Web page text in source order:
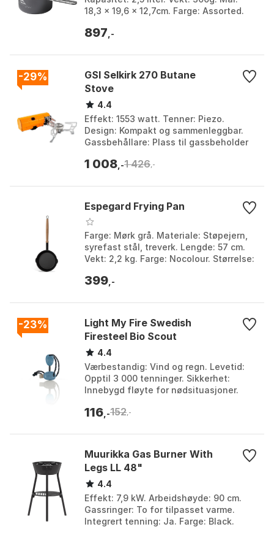
18,3 x 19,6 x 12,7cm. Farge: Assorted.
897 ,-
-29%
GSI Selkirk 270 Butane
Stove
4.4
Effekt: 1553 watt. Tenner: Piezo.
Design: Kompakt og sammenleggbar.
Gassbehållare: Plass til gassbeholder
Størrelse: One Size.
1 008 ,-1 426,-
Espegard Frying Pan
Farge: Mørk grå. Materiale: Støpejern,
syrefast stål, treverk. Lengde: 57 cm.
Vekt: 2,2 kg. Farge: Nocolour. Størrelse:
399 ,-
-23%
Light My Fire Swedish
Firesteel Bio Scout
4.4
Værbestandig: Vind og regn. Levetid:
Opptil 3 000 tenninger. Sikkerhet:
Innebygd fløyte for nødsituasjoner.
shell, Hazy ...
116 ,-152,-
Muurikka Gas Burner With
Legs LL 48"
4.4
Effekt: 7,9 kW. Arbeidshøyde: 90 cm.
Gassringer: To for tilpasset varme.
Integrert tenning: Ja. Farge: Black.